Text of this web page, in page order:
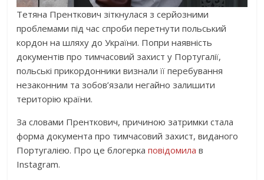
Тетяна Пренткович зіткнулася з серйозними
проблемами під час спроби перетнути польський
кордон на шляху до України. Попри наявність
документів про тимчасовий захист у Португалії,
польські прикордонники визнали її перебування
незаконним та зобов’язали негайно залишити
територію країни.
За словами Пренткович, причиною затримки стала
форма документа про тимчасовий захист, виданого
Португалією. Про це блогеркаповідомила в
Instagram.